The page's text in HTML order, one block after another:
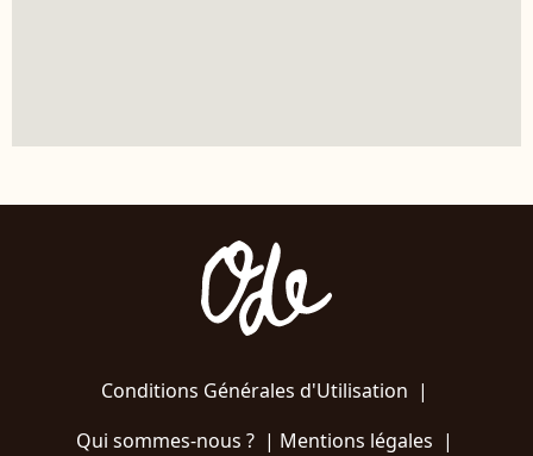
Conditions Générales d'Utilisation |
Qui sommes-nous ?| Mentions légales |